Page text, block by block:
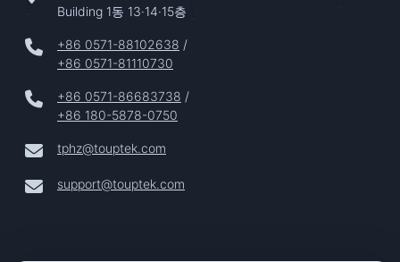
Building 1동 13·14·15층
+86 0571-88102638 /
+86 0571-81110730
+86 0571-86683738 /
+86 180-5878-0750
tphz@touptek.com
support@touptek.com